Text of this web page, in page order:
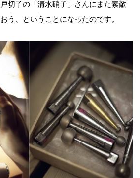
切子の「清水硝子」さんにまた素敵
う、ということになったのです。